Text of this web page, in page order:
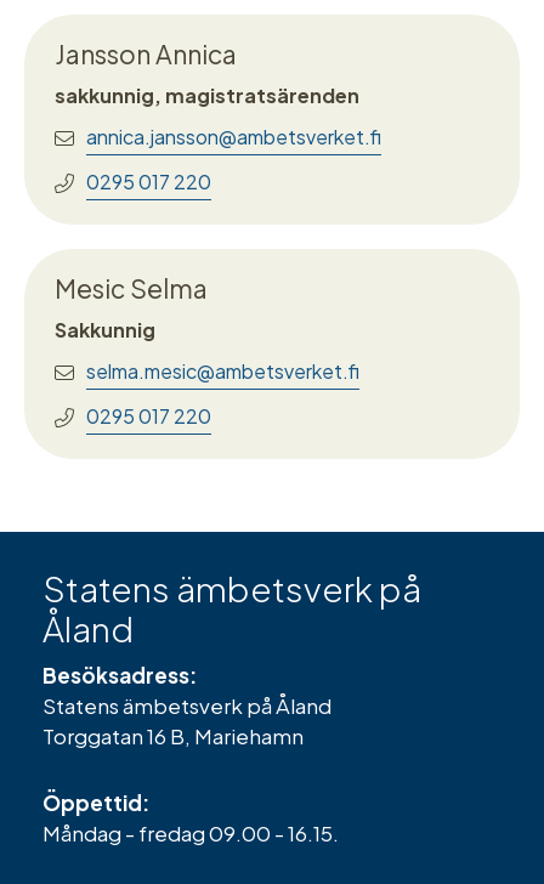
Jansson Annica
sakkunnig, magistratsärenden
annica.jansson@ambetsverket.fi
0295 017 220
Mesic Selma
Sakkunnig
selma.mesic@ambetsverket.fi
0295 017 220
Statens ämbetsverk på
Åland
Besöksadress:
Statens ämbetsverk på Åland
Torggatan 16 B, Mariehamn
Öppettid:
Måndag - fredag 09.00 - 16.15.